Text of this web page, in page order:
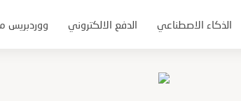
الذكاء الاصطناعي الدفع الالكتروني ووردبريس